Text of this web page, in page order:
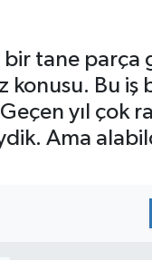
bir tane parça
konusu. Bu iş
yıl çok
Ama